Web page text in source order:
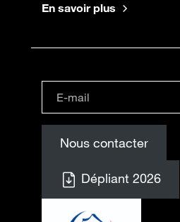
En savoir plus
Nous contacter
Dépliant 2026